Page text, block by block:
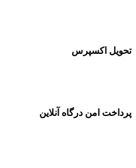
تحویل اکسپرس
پرداخت امن درگاه آنلاین